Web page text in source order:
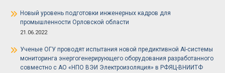
Новый уровень подготовки инженерных кадров для
промышленности Орловской области
21.06.2022
Ученые ОГУ проводят испытания новой предиктивной AI-системы
мониторинга энергогенерирующего оборудования разработанного
совместно с АО «НПО ВЭИ Электроизоляция» в РФЯЦ-ВНИИТФ